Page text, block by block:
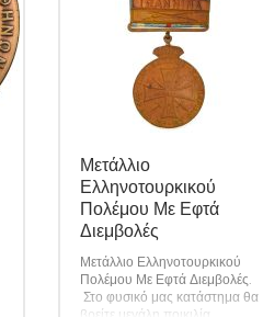
Μετάλλιο
Ελληνοτουρκικού
Πολέμου Με Εφτά
Διεμβολές
Μετάλλιο Ελληνοτουρκικού
Πολέμου Με Εφτά Διεμβολές.
Στο φυσικό μας κατάστημα θα